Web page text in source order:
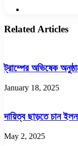
Related Articles
ট্রাম্পের অভিষেক
January 18, 2025
দায়িত্ব ছাড়তে চান
May 2, 2025